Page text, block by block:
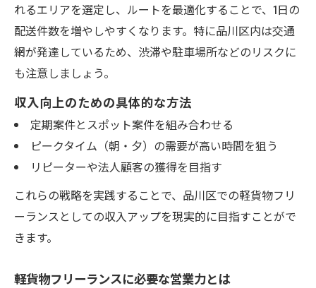
れるエリアを選定し、ルートを最適化することで、1日の
配送件数を増やしやすくなります。特に品川区内は交通
網が発達しているため、渋滞や駐車場所などのリスクに
も注意しましょう。
収入向上のための具体的な方法
定期案件とスポット案件を組み合わせる
ピークタイム（朝・夕）の需要が高い時間を狙う
リピーターや法人顧客の獲得を目指す
これらの戦略を実践することで、品川区での軽貨物フリ
ーランスとしての収入アップを現実的に目指すことがで
きます。
軽貨物フリーランスに必要な営業力とは